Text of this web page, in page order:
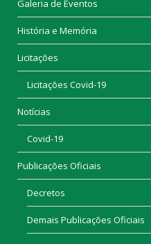
Galeria de Eventos
História e Memória
Licitações
Licitações Covid-19
Notícias
Covid-19
Publicações Oficiais
Decretos
Demais Publicações Oficiais